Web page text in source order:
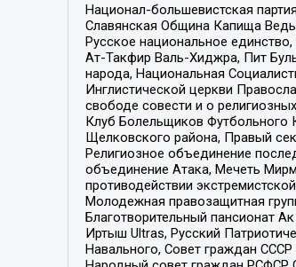
Национал-большевистская
Славянская Община Капища
Русское национальное
Ат-Такфир Валь-Хиджра, Пит
народа, Национальная
Инглистической церкви
свободе совести и о
Клуб Болельщиков Футбольного
Щелковского района, Правый
Религиозное объединение
объединение Атака, Мечеть
противодействии
Молодежная правозащитная
Благотворительный пансионат
Иртыш Ultras, Русский
Навального, Совет граждан